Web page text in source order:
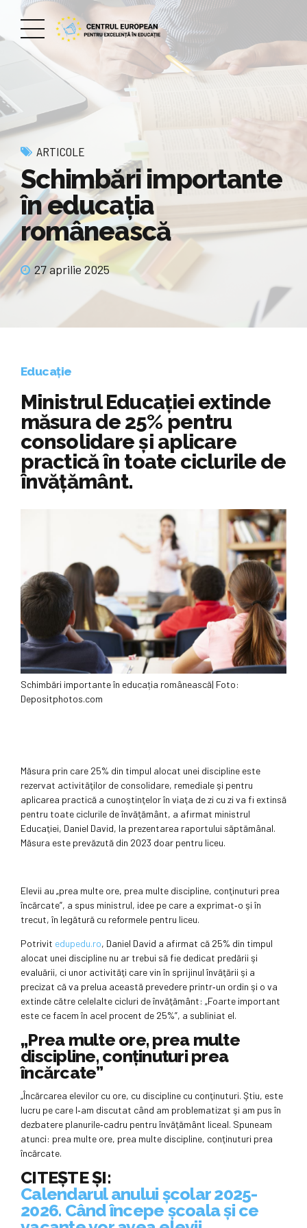
ARTICOLE
Schimbări importante
în educația
românească
27 aprilie 2025
Educație
Ministrul Educației extinde
măsura de 25% pentru
consolidare și aplicare
practică în toate ciclurile de
învățământ.
Schimbări importante în educația românească| Foto:
Depositphotos.com
Măsura prin care 25% din timpul alocat unei discipline este
rezervat activităţilor de consolidare, remediale şi pentru
aplicarea practică a cunoştinţelor în viaţa de zi cu zi va fi extinsă
pentru toate ciclurile de învăţământ, a afirmat ministrul
Educaţiei, Daniel David, la prezentarea raportului săptămânal.
Măsura este prevăzută din 2023 doar pentru liceu.
Elevii au „prea multe ore, prea multe discipline, conţinuturi prea
încărcate”, a spus ministrul, idee pe care a exprimat‑o şi în
trecut, în legătură cu reformele pentru liceu.
Potrivit edupedu.ro, Daniel David a afirmat că 25% din timpul
alocat unei discipline nu ar trebui să fie dedicat predării şi
evaluării, ci unor activităţi care vin în sprijinul învăţării şi a
precizat că va prelua această prevedere printr‑un ordin şi o va
extinde către celelalte cicluri de învăţământ: „Foarte important
este ce facem în acel procent de 25%”, a subliniat el.
„Prea multe ore, prea multe
discipline, conţinuturi prea
încărcate”
„Încărcarea elevilor cu ore, cu discipline cu conţinuturi. Ştiu, este
lucru pe care l‑am discutat când am problematizat şi am pus în
dezbatere planurile‑cadru pentru învăţământ liceal. Spuneam
atunci: prea multe ore, prea multe discipline, conţinuturi prea
încărcate.
CITEȘTE ȘI:
Calendarul anului școlar 2025-
2026. Când începe școala și ce